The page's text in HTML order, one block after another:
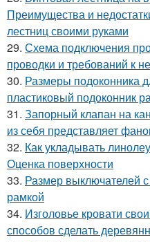
Преимущества и
лестниц своими руками
29. Схема подключения
проводки и требований к
30. Размеры подоконника
пластиковый подоконник
31. Запорный клапан на
из себя представляет
32. Как укладывать
Оценка поверхности
33. Размер выключателей
рамкой
34. Изголовье кровати
способов сделать